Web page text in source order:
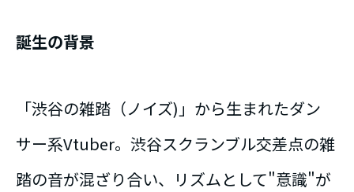
誕生の背景
「渋谷の雑踏（ノイズ)」から生まれたダン
サー系Vtuber。渋谷スクランブル交差点の雑
踏の音が混ざり合い、リズムとして"意識"が